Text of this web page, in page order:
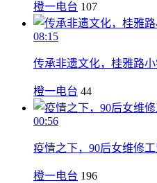
橙一电台 107
08:15
传承非遗文化，桂雅路
橙一电台 44
00:56
疫情之下，90后女维修
橙一电台 196